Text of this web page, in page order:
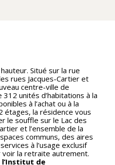
Situé sur la rue
rues Jacques-Cartier et
centre-ville de
unités d’habitations à la
à l’achat ou à la
étages, la résidence vous
le souffle sur le Lac des
et l’ensemble de la
communs, des aires
à l’usage exclusif
voir la retraite autrement.
l’Institut de